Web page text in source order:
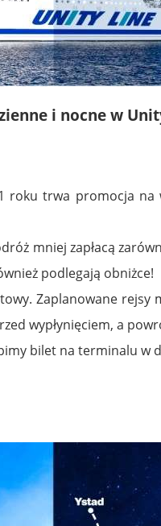
i nocne w
trwa promocja
mniej zapłacą
podlegają obniżce!
Zaplanowane
wypłynięciem, a
bilet na terminalu w